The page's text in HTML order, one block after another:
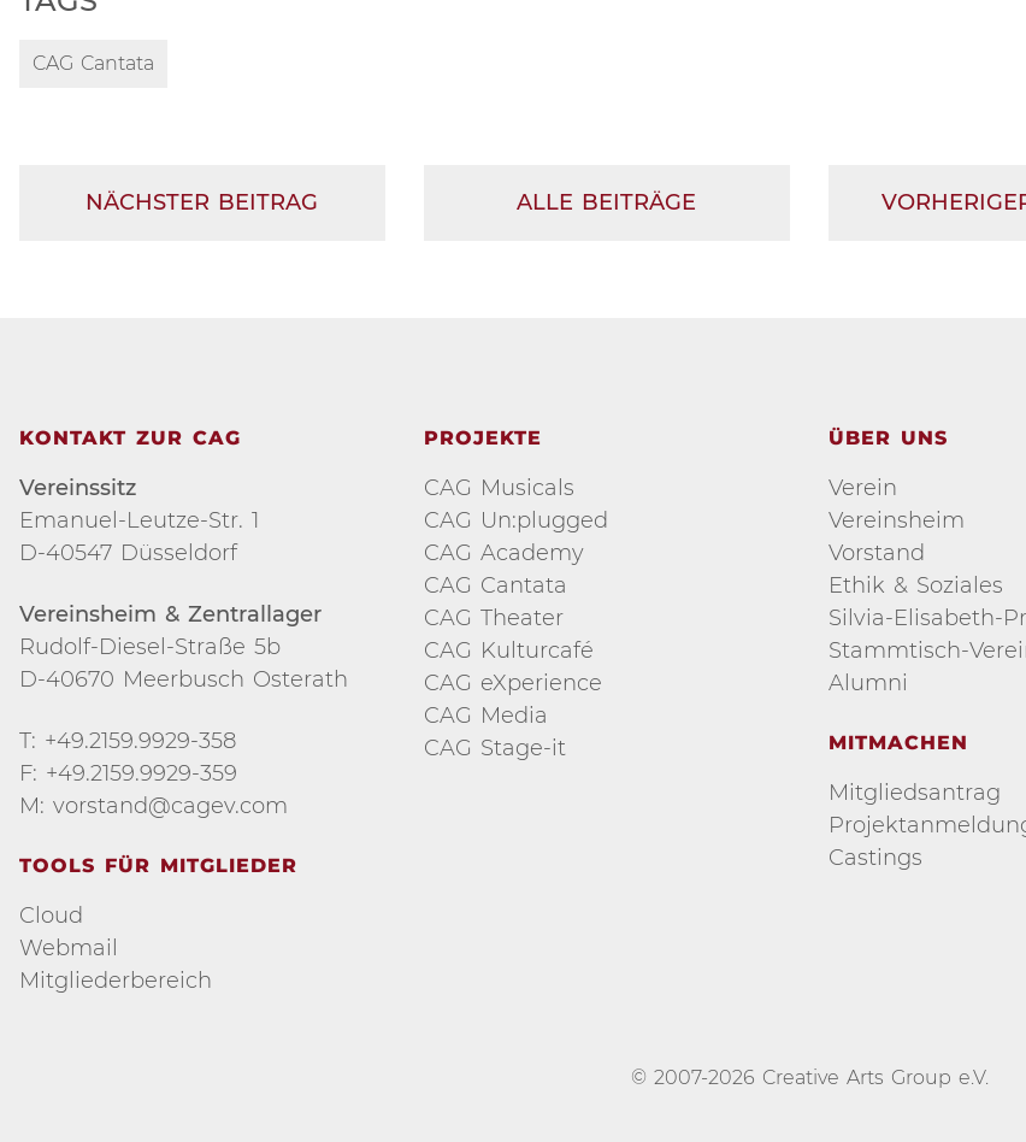
CAG Cantata
NÄCHSTER BEITRAG ALLE BEITRÄGE
KONTAKT ZUR CAG
Vereinssitz
Emanuel-Leutze-Str. 1
D-40547 Düsseldorf
Vereinsheim & Zentrallager
Rudolf-Diesel-Straße 5b
D-40670 Meerbusch Osterath
T: +49.2159.9929-358
F: +49.2159.9929-359
M: vorstand@cagev.com
TOOLS FÜR MITGLIEDER
Cloud
Webmail
Mitgliederbereich
PROJEKTE
CAG Musicals
CAG Un:plugged
CAG Academy
CAG Cantata
CAG Theater
CAG Kulturcafé
CAG eXperience
CAG Media
CAG Stage-it
ÜBER UNS
Verein
Vereinsheim
Vorstand
Ethik & Soziales
Silvia-Elisabeth-
Stammtisch-
Alumni
MITMACHEN
Mitgliedsantrag
Castings
© 2007-2026 Creative Arts Group e.V.